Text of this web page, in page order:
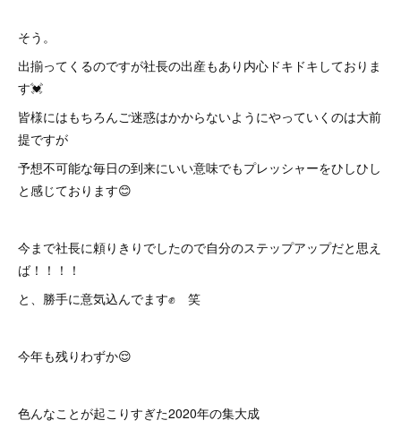
そう。
出揃ってくるのですが社長の出産もあり内心ドキドキしておりま
す💓
皆様にはもちろんご迷惑はかからないようにやっていくのは大前
提ですが
予想不可能な毎日の到来にいい意味でもプレッシャーをひしひし
と感じております😊
今まで社長に頼りきりでしたので自分のステップアップだと思え
ば！！！！
と、勝手に意気込んでます✊ 笑
今年も残りわずか😌
色んなことが起こりすぎた2020年の集大成